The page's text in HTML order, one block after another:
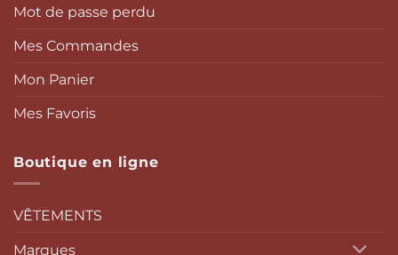
Mot de passe perdu
Mes Commandes
Mon Panier
Mes Favoris
Boutique en ligne
VÊTEMENTS
Marques